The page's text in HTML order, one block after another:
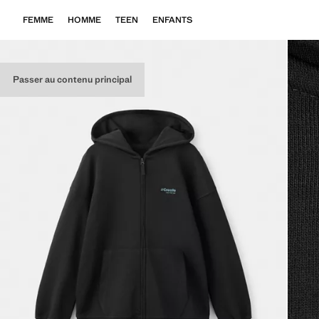
Passer au contenu principal
FEMME HOMME TEEN ENFANTS